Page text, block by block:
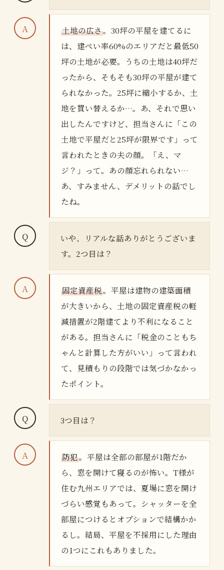
土地の広さ。30坪の平屋を建てるに
は、建ぺい率60%のエリアだと最低50
坪の土地が必要。うちの土地は40坪だ
ったから、そもそも30坪の平屋が建て
られなかった。25坪に縮小するか、土
地を買い替えるか…。あ、それで思い
出したんですけど、担当さんに「この
土地で平屋だと25坪が限界です」って
言われたときの夫の顔。「え、マ
ジ？」って。あの顔忘れられない…
あ、すみません、デメリットの話でし
たね。
いや、リアルな話ありがとうございま
す。2つ目は？
固定資産税。平屋は建物の建築面積
が大きいから、土地の固定資産税の軽
減措置が2階建てより不利になること
がある。担当さんに「税金のこともち
ゃんと計算した方がいい」って言われ
て、見積もりの段階では気づかなかっ
たポイント。
3つ目は？
防犯。平屋は全部の部屋が1階だか
ら、窓を開けて寝るのが怖い。T様が
住む九州エリアでは、夏場に窓を開け
づらい感覚もあって。シャッターを全
部屋につけるとオプションで結構かか
るし。結局、平屋を不採用にした理由
の1つにこれもありました。